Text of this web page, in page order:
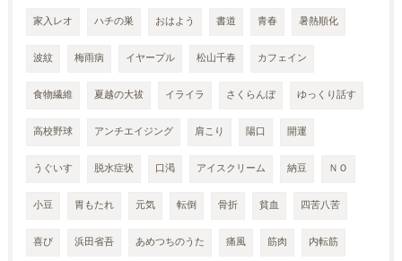
家入レオ ハチの巣 おはよう 書道 青春 暑熱順化
波紋 梅雨病 イヤープル 松山千春 カフェイン
食物繊維 夏越の大祓 イライラ さくらんぼ ゆっくり話す
高校野球 アンチエイジング 肩こり 陽口 開運
うぐいす 脱水症状 口渇 アイスクリーム 納豆 ＮＯ
小豆 胃もたれ 元気 転倒 骨折 貧血 四苦八苦
喜び 浜田省吾 あめつちのうた 痛風 筋肉 内転筋